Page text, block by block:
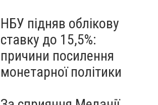
НБУ підняв облікову
ставку до 15,5%:
причини посилення
монетарної політики